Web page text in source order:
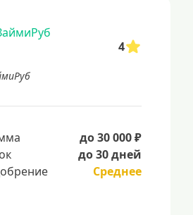
4
до 30 000 ₽
до 30 дней
Среднее